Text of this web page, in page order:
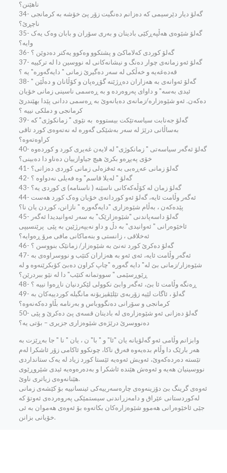
ناهێنن؟
34- گه‌لۆ دیار دێرسیمی که‌ ده‌زانم ده‌نگیت زۆر پێ خۆشه‌ به‌ کرمانجی
نا‌چڕێ؟
35- گه‌لۆ شێوه‌ی هه‌ڵپه‌ڕکێی بادینان و به‌ری سۆران و بابان وه‌ک یه‌ک
وایه‌؟
36- گه‌لۆ کوردی که‌لاماکێ و پشتکوو وه‌کوو یه‌کتر ده‌دوێن ؟
37- گه‌لۆ ئه‌و زمانه‌ی چوار ده‌نگ و نیشانه‌کانی له‌ نووسین دا له‌ ترکییه‌
قه‌ده‌غه‌یه‌ و خه‌ڵکی له‌ سه‌ر ده‌گیرێ زمانی " دایه‌گه‌وره‌" یه‌ ؟
38- گه‌لۆ ئه‌وانه‌ی به‌ هه‌زاران ده‌ڕژێنه‌ گۆڕه‌پان و کۆڵانان و ده‌ڵێن "
ئیدی به‌سه‌" و داوای‌ په‌روه‌رده‌ و به‌ ڕه‌سمی ناسینی زمانی خۆیان
ده‌که‌ن. ئه‌و شێوه‌زاره‌/زمانه‌ی ده‌یانه‌وێ به‌ ڕه‌سمی ددانی پێدا بهێندرێ
کرمانجی و دملکی نییه‌ ؟
39- گه‌لۆ جه‌نابت سیاسه‌تێکت بیستووه‌ ‌ به‌ نێوی " زمانکوژی" که‌
به‌ساڵانی درێژ له‌ سه‌ر به‌شێکی گه‌وره‌ له‌ نه‌ته‌وه‌ی کورد تاقی
کراوه‌ته‌وه‌؟
40- گه‌لۆ ئه‌گه‌ر سیاسه‌تی " زمانکوژی" له‌ لایه‌ن غه‌یری کورد و کورده‌وه‌
خۆی په‌یڕه‌و بکرێ هیچ جیاوازییان ده‌ناو دا ده‌بینی؟
41- گه‌لۆ زمانی عه‌ڕه‌بی به‌ ئه‌فزه‌لی زمانی کوردی ده‌زانی؟
42- گه‌لۆ " له‌یلا قاسم" وه‌ فه‌یلی نه‌دواوه‌ ؟
43- گه‌لۆ زمان له‌ کۆڵه‌که‌کانی ناسێنه‌ ( ناسنامه‌) ی کوردی یه‌؟
44- ئه‌گه‌ر وڵامت ئایه‌، گه‌لۆ ئه‌و کوردانه‌ی خۆیان وه‌ک کورد هه‌ست
پێده‌که‌ن ، به‌ڵام شێوه‌زاری "دایه‌گه‌وره‌ " نازانن، کوردن یان نا؟
45- گه‌لۆ داسه‌پاندنی "شێوه‌زارێک" به‌ سه‌ر ئه‌وانیدیدا ئه‌گه‌ر
ئاخێوه‌ر‌انی " ئه‌وانیدی" به‌ دڵ و داو نه‌یپه‌رژێین به‌ پێی ‌ پرێنسیپی
ئه‌خلاقی ، زانستی و بنه‌ماکانی مافی مرۆ ڕه‌وایه‌؟
46- گه‌لۆ ده‌کرێ کورد ته‌نێ به‌ شێوه‌زار/ زمانێک بنووسن ؟
47- ئه‌گه‌ر وڵامت ئایه‌، ئه‌ی ئه‌و به‌ هه‌زاران کتێب و نووسراوه‌ی به‌
شێوه‌زار/زمانی بێ له"‌ دایه‌ گه‌وره‌ "چاپ کراون ده‌بێ کۆبکرێنه‌وه‌ و له‌
ڕێوڕسێمی " سووتمانه‌ کتێب" دا له‌ نێو ببردرێن؟
48- ڕه‌نگه‌ وڵامت ئا بێ‌، ئه‌گه‌ر وابێ نکوولی لێکردنیان ناڕه‌وا نییه‌ ؟
49- گه‌لۆ ، ئاگات لێیه‌ زۆربه‌ی تێلێڤیزیۆنه‌ مانگیله‌ کوردییه‌کان به‌
کرمانجی و سۆرانی ده‌نگووباس و به‌رنامه‌ بڵاو ده‌که‌نه‌وه‌؟
50- گه‌لۆ ده‌زانی ئه‌و شێوه‌زاره‌ی له‌ بادینان قسه‌ی پێ ده‌کرێ و پێی
ده‌نووسرێ درێژه‌ی شێوه‌زاری جزیری – بۆتی یه‌؟
وابزانم وڵامی ئه‌و گه‌لۆیانه‌ یان "ئا" و " با" ن ، یان " نا " جا به‌ڕێزت به‌
هه‌ر بارێک دا وڵام بده‌یه‌وه‌ فه‌رق ناکا، چونکوو ئاکامی زۆر ئاشکرا له‌م
تێسته‌ ده‌رده‌که‌وێ، ئه‌ویش ئه‌وه‌یه‌ ئێستا کورد زیاد له‌ یه‌ک ستانداردی
نووسینیان هه‌یه‌ و ئه‌وه‌ش هێنده‌ ئاشکرا و به‌ده‌ره‌وه‌یه‌‌ ئیدی‌ شێروڕێوی
هێنانه‌وه‌ی زیاتری ناوێ.
ئه‌وه‌ی گرینگ بێ دۆزینه‌وه‌ی چاره‌سه‌رییه‌کی ئینسانییه‌ بۆ کێشه‌ی زمانی
له‌کوردستانی عێراق و دامه‌زراندنی سیستمێکی په‌روه‌رده‌ی ئه‌وتۆ که‌
جێی ئاخێوه‌رانی هه‌موو شێوه‌زاره‌کان بکاته‌وه‌ بۆ ئه‌وه‌ی هه‌موان به‌ ئی
خۆیانی بزانن.